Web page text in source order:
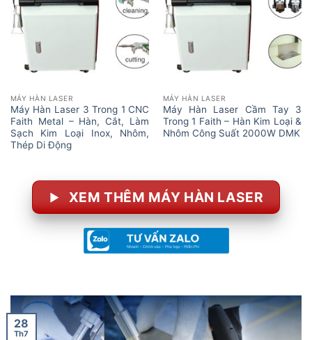
MÁY HÀN LASER
Máy Hàn Laser 3 Trong 1 CNC
Faith Metal – Hàn, Cắt, Làm
Sạch Kim Loại Inox, Nhôm,
Thép Di Động
MÁY HÀN LASER
Máy Hàn Laser Cầm Tay 3
Trong 1 Faith – Hàn Kim Loại &
Nhôm Công Suất 2000W DMK
XEM THÊM MÁY HÀN LASER
28
Th7